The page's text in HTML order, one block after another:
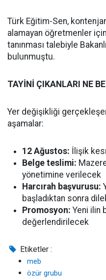
Türk Eğitim-Sen,
alamayan öğretmenler
tanınması talebiyle
bulunmuştu.
TAYİNİ ÇIKANLARI NE
Yer değişikliği
aşamalar:
12 Ağustos: İlişik
Belge teslimi:
yönetimine verilecek
Harcırah başvurusu:
başladıktan sonra
Promosyon: Yeni ilin
değerlendirilecek
Etiketler :
meb
özür grubu